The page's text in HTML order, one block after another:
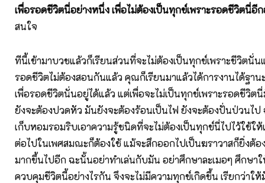
เพื่อรอดชีวิตนี่อย่างหนึ่ง เพื่อไม่ต้องเป็นทุกข์เพราะรอดชีวิตนี่อี
สนใจ
ทีนี้เข้ามาบวชแล้วก็เรียนส่วนที่จะไม่ต้องเป็นทุกข์เพราะชีวิตนั่นแ
รอดชีวิตไม่ต้องสอนกันแล้ว คุณก็เรียนมาแล้วได้การงานได้ฐาน
เพื่อรอดชีวิตนั่นอยู่ได้แล้ว แต่เพื่อจะไม่เป็นทุกข์เพราะรอดชีวิต
ยังจะต้องปวดหัว มันยังจะต้องร้อนเป็นไฟ ยังจะต้องปั่นป่วนไ
เก็บหอมรอมริบเอาความรู้ชนิดที่จะไม่ต้องเป็นทุกข์นี่ไปไว้ใช้ใ
ต่อไปในเพศสมณะก็ต้องใช้ แม้จะสึกออกไปเป็นฆราวาสก็ยิ่งต้
มากขึ้นไปอีก ฉะนั้นอย่าทำเล่นกับมัน อย่าศึกษาละเมอๆ ศึกษาใ
ควบคุมชีวิตนี้อย่างไรกัน จึงจะไม่มีความทุกข์เกิดขึ้น เรียกว่าใ